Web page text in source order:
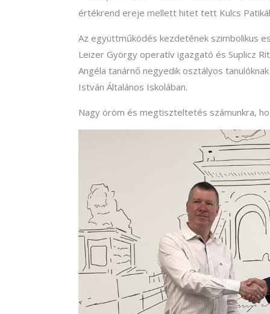
értékrend ereje mellett hitet tett Kulcs
Az együttműködés kezdetének szimbolikus
Leizer György operatív igazgató és Suplicz
Angéla tanárnő negyedik osztályos
István Általános Iskolában.
Nagy öröm és megtiszteltetés számunkra,